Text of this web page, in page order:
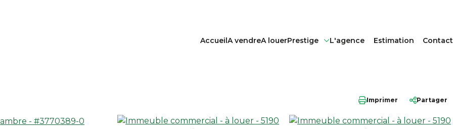
AccueilA vendreA louerPrestige L'agence Estimation Contact
Imprimer Partager